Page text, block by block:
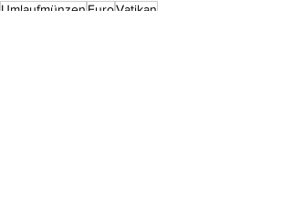
Umlaufmünzen EuroVatikan